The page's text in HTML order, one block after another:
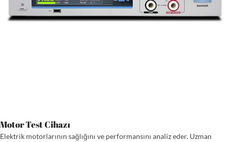
Motor Test Cihazı
Elektrik motorlarının sağlığını ve performansını analiz eder. Uzman